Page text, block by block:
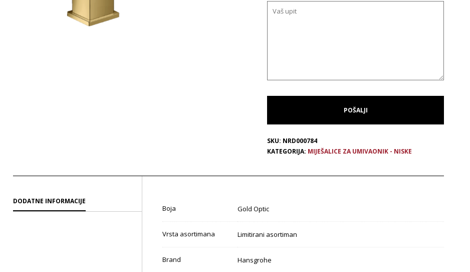
SKU: NRD000784
KATEGORIJA: MIJEŠALICE ZA UMIVAONIK - NISKE
DODATNE INFORMACIJE
Boja Gold Optic
Vrsta asortimana Limitirani asortiman
Brand Hansgrohe